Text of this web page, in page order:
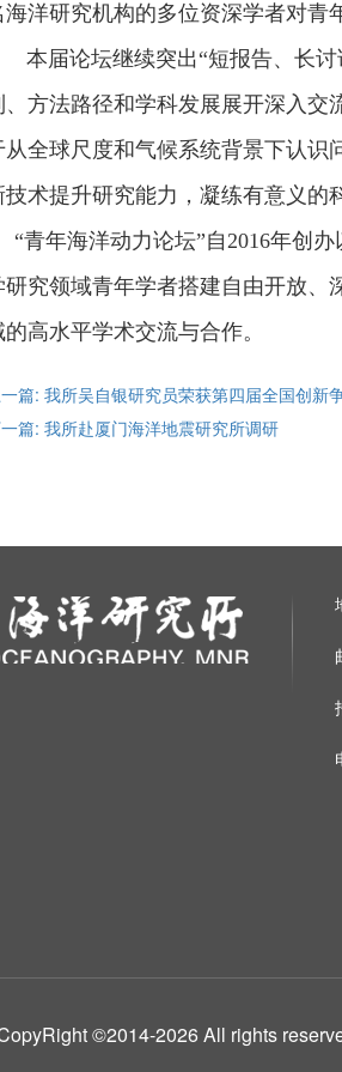
海洋研究机构的多位资深学者对青
届论坛继续突出“短报告、长讨
、方法路径和学科发展展开深入交
从全球尺度和气候系统背景下认识
技术提升研究能力，凝练有意义的
青年海洋动力论坛”自2016年创办
研究领域青年学者搭建自由开放、
的高水平学术交流与合作。
篇: 我所吴自银研究员荣获第四届全国创新
篇: 我所赴厦门海洋地震研究所调研
©2014-2026 All rights